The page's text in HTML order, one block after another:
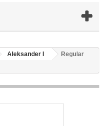
Aleksander I
Regular